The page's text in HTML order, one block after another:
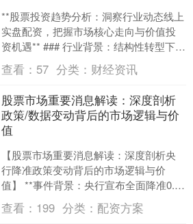
**股票投资趋势分析：洞察行业动态线上
实盘配资，把握市场核心走向与价值投
资机遇** ### 行业背景：结构性转型下的
投资逻辑重构 当前全球资本市场正处
于“低增长....
查看： 57 分类： 财经资讯
股票市场重要消息解读：深度剖析
政策/数据变动背后的市场逻辑与价
值
【股票市场重要消息解读：深度剖析央
行降准政策变动背后的市场逻辑与价
值】 **事件背景：央行宣布全面降准0.25
个百分点** 2024年10月，中国人民银行
宣布全....
查看： 199 分类： 配资方案
1122.88 +3.42 +0.30%
3515.56 -19.58 -0.55%